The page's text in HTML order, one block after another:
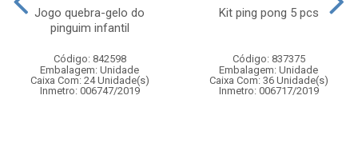
Jogo quebra-gelo do
pinguim infantil
Código: 842598
Embalagem: Unidade
Caixa Com: 24 Unidade(s)
Inmetro: 006747/2019
Kit ping pong 5 pcs
Código: 837375
Embalagem: Unidade
Caixa Com: 36 Unidade(s)
Inmetro: 006717/2019